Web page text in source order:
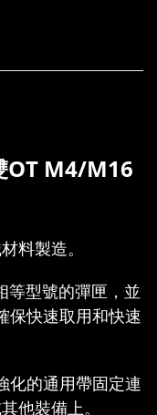
OT M4/M16
料製造。
等型號的彈匣，並
保快速取用和快速
化的通用帶固定連
他裝備上。